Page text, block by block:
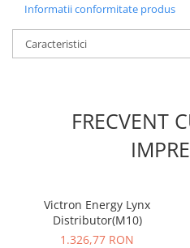
Tensiune de iesire (V): 12.2;
Curent maxim de incarcare: 30A;
Iesire programabila DC: Da;
Temperatura de operare-20 to
Greutate (kg) 1,8;
Informatii conformitate produs
Caracteristici
FRECVENT
Victron Energy Lynx
Distributor(M10)
1.326,77 RON